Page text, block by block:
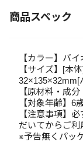
商品スペック
【カラー】バ
【サイズ】[本
32×135×32mm[
【原材料・成
【対象年齢】6
【注意事項】
だいてからご利
※予告無くパッ